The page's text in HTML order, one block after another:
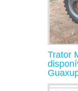
Trator